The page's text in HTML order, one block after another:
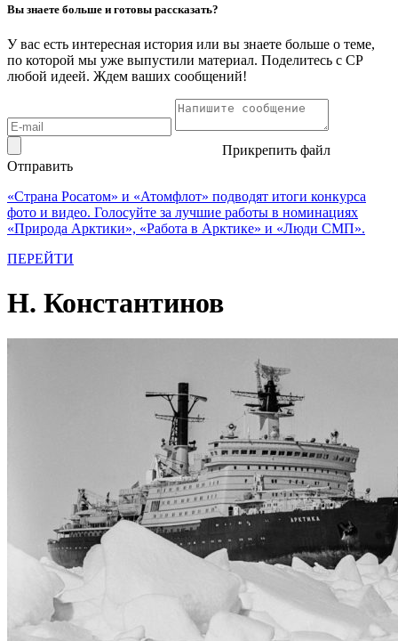
Вы знаете больше и готовы рассказать?
У вас есть интересная история или вы знаете больше о теме,
по которой мы уже выпустили материал. Поделитесь с СР
любой идеей. Ждем ваших сообщений!
Прикрепить файл
Отправить
«Страна Росатом» и «Атомфлот» подводят итоги конкурса
фото и видео. Голосуйте за лучшие работы в номинациях
«Природа Арктики», «Работа в Арктике» и «Люди СМП».
ПЕРЕЙТИ
Н. Константинов